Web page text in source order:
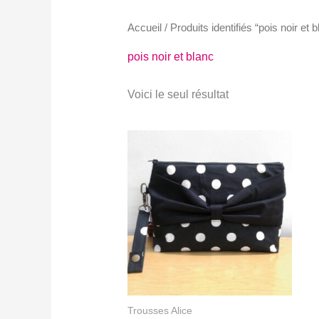
Accueil / Produits identifiés “pois noir et
pois noir et blanc
Voici le seul résultat
Trousses Alice